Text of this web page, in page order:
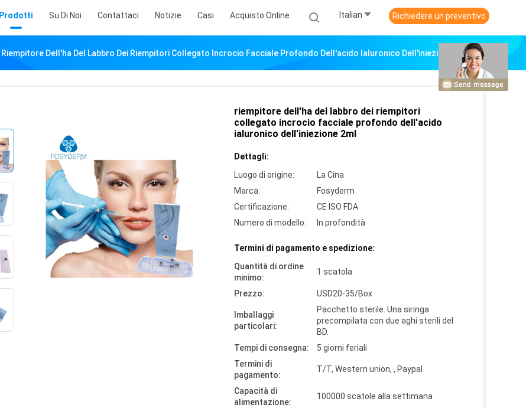
Prodotti Su Di Noi Contattaci Notizie Casi Acquisto Online Italian Richiedere un preventivo
Riempitore Dell'ha Del Labbro Dei Riempitori Collegato Incrocio Facciale Profondo Dell'acido Ialuronico Dell'iniezione 2ml
riempitore dell'ha del labbro dei riempitori
collegato incrocio facciale profondo dell'acido
ialuronico dell'iniezione 2ml
Dettagli:
Luogo di origine:
La Cina
Marca:
Fosyderm
Certificazione:
CE ISO FDA
Numero di modello:
In profondità
Termini di pagamento e spedizione:
Quantità di ordine
minimo:
1 scatola
Prezzo: USD20-35/Box
Imballaggi
particolari:
Pacchetto sterile. Una siringa
precompilata con due aghi sterili del
BD.
Tempi di consegna:
5 giorni feriali
Termini di
pagamento:
T/T, Western union, , Paypal
Capacità di
alimentazione:
100000 scatole alla settimana